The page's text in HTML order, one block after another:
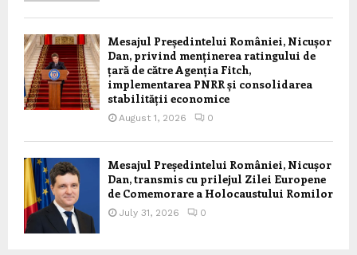
Mesajul Președintelui României, Nicușor
Dan, privind menținerea ratingului de
țară de către Agenția Fitch,
implementarea PNRR și consolidarea
stabilității economice
August 1, 2026 0
Mesajul Președintelui României, Nicușor
Dan, transmis cu prilejul Zilei Europene
de Comemorare a Holocaustului Romilor
July 31, 2026 0